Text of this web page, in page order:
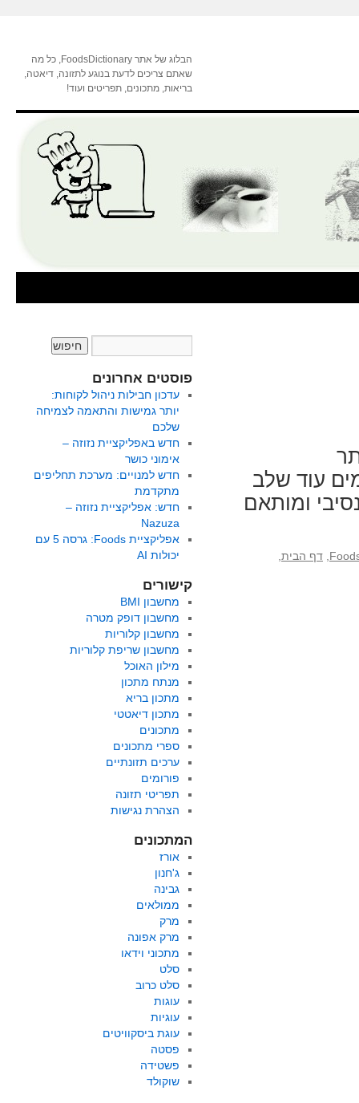
הבלוג של אתר FoodsDictionary, כל מה
שאתם צריכים לדעת בנוגע לתזונה, דיאטה,
בריאות, מתכונים, תפריטים ועוד!
עוד שלב
ומותאם
דף הבית
פוסטים אחרונים
עדכון חבילות ניהול לקוחות:
יותר גמישות והתאמה לצמיחה
שלכם
חדש באפליקציית נזוזה –
אימוני כושר
חדש למנויים: מערכת תחליפים
מתקדמת
חדש: אפליקציית נזוזה –
Nazuza
אפליקציית Foods: גרסה 5 עם
יכולות AI
קישורים
מחשבון BMI
מחשבון דופק מטרה
מחשבון קלוריות
מחשבון שריפת קלוריות
מילון האוכל
מנתח מתכון
מתכון בריא
מתכון דיאטטי
מתכונים
ספרי מתכונים
ערכים תזונתיים
פורומים
תפריטי תזונה
הצהרת נגישות
המתכונים
אורז
ג'חנון
גבינה
ממולאים
מרק
מרק אפונה
מתכוני וידאו
סלט
סלט כרוב
עוגות
עוגיות
עוגת ביסקוויטים
פסטה
פשטידה
שוקולד